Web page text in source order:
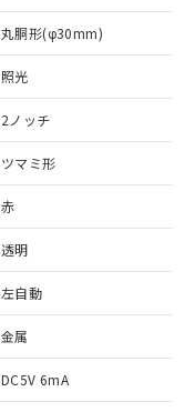
丸胴形(φ30mm)
照光
2ノッチ
ツマミ形
赤
透明
左自動
金属
DC5V 6mA